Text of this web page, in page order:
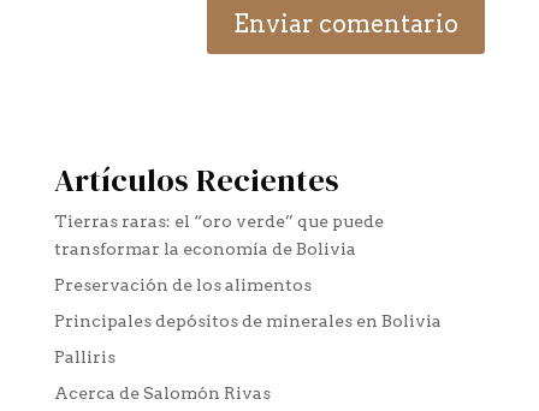
Artículos Recientes
Tierras raras: el “oro verde” que puede
transformar la economía de Bolivia
Preservación de los alimentos
Principales depósitos de minerales en Bolivia
Palliris
Acerca de Salomón Rivas